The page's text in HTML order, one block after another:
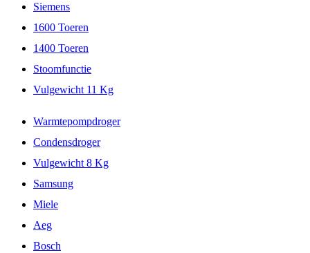
Siemens
1600 Toeren
1400 Toeren
Stoomfunctie
Vulgewicht 11 Kg
Warmtepompdroger
Condensdroger
Vulgewicht 8 Kg
Samsung
Miele
Aeg
Bosch